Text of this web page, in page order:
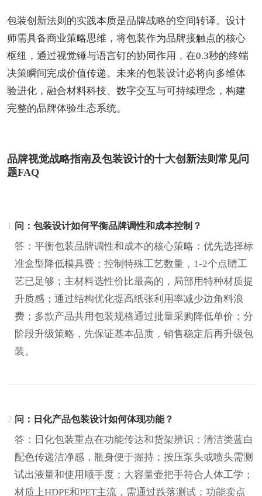
包装创新法则的实践本质是品牌战略的空间转译。设计
师需具备商业策略思维，将包装作为品牌接触点的核心
枢纽，通过视觉锤与语言钉的协同作用，在0.3秒的终端
决策瞬间完成价值传递。未来的包装设计必将向多维体
验进化，融合材料科技、数字交互与可持续理念，构建
完整的品牌体验生态系统。
品牌视觉战略指南及包装设计的十大创新法则常见问
题FAQ
1.问：包装设计如何平衡品牌调性和成本控制？
答：平衡包装品牌调性和成本的核心策略：优先选择标
准盒型降低模具费；控制特殊工艺数量，1-2个点睛工
艺已足够；主材料选性价比最高的，局部用特种材质提
升质感；通过结构优化提高纸张利用率减少边角料浪
费；多款产品共用包装规格通过批量采购降低单价；分
阶段升级策略，先保证基本品质，销售稳定后再升级包
装。
2.问：日化产品包装设计如何体现功能？
答：日化包装重点在功能传达和货架辨识：清洁类蓝白
配色传递洁净感，瓶身便于握持；按压泵头或喷头需测
试出液量和使用顺手度；大容量壶把手符合人体工学；
材质上HDPE和PET主流，需通过跌落测试；功能卖点